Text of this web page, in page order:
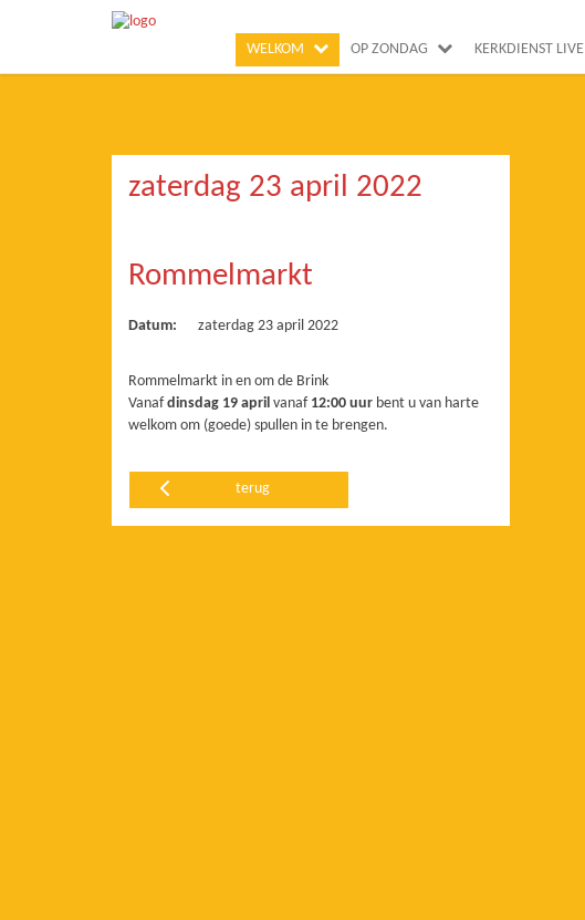
WELKOM OP ZONDAG KERKDIENST LIVE
zaterdag 23 april 2022
Rommelmarkt
Datum: zaterdag 23 april 2022
Rommelmarkt in en om de Brink
Vanaf dinsdag 19 april vanaf 12:00 uur bent u van harte
welkom om (goede) spullen in te brengen.
terug